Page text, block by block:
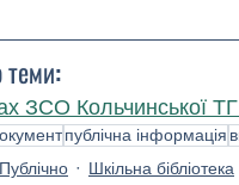
теми:
ЗСО Кольчинської
публічна інформація
Шкільна бібліотека